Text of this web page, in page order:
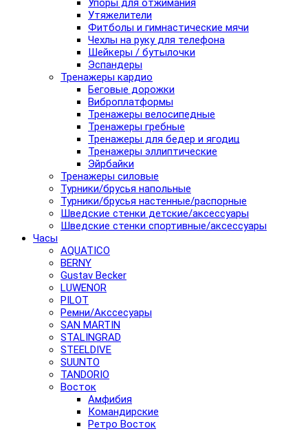
Упоры для отжимания
Утяжелители
Фитболы и гимнастические мячи
Чехлы на руку для телефона
Шейкеры / бутылочки
Эспандеры
Тренажеры кардио
Беговые дорожки
Виброплатформы
Тренажеры велосипедные
Тренажеры гребные
Тренажеры для бедер и ягодиц
Тренажеры эллиптические
Эйрбайки
Тренажеры силовые
Турники/брусья напольные
Турники/брусья настенные/распорные
Шведские стенки детские/аксессуары
Шведские стенки спортивные/аксессуары
Часы
AQUATICO
BERNY
Gustav Becker
LUWENOR
PILOT
Pемни/Акссесуары
SAN MARTIN
STALINGRAD
STEELDIVE
SUUNTO
TANDORIO
Восток
Амфибия
Командирские
Ретро Восток